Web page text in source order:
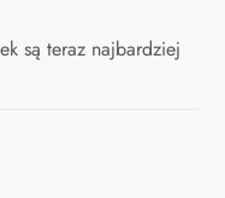
są teraz najbardziej